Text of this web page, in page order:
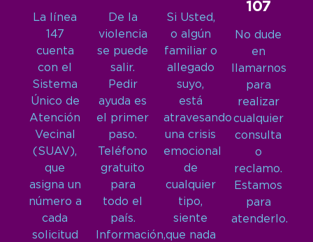
La línea
147
cuenta
con el
Sistema
Único de
Atención
Vecinal
(SUAV),
que
asigna un
número a
cada
solicitud
De la
violencia
se puede
salir.
Pedir
ayuda es
el primer
paso.
Teléfono
gratuito
para
todo el
país.
Información,
Si Usted,
o algún
familiar o
allegado
suyo,
está
atravesando
una crisis
emocional
de
cualquier
tipo,
siente
que nada
107
No dude
en
llamarnos
para
realizar
cualquier
consulta
o
reclamo.
Estamos
para
atenderlo.